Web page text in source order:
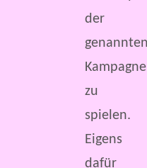
der
genannten
Kampagne
zu
spielen.
Eigens
dafür